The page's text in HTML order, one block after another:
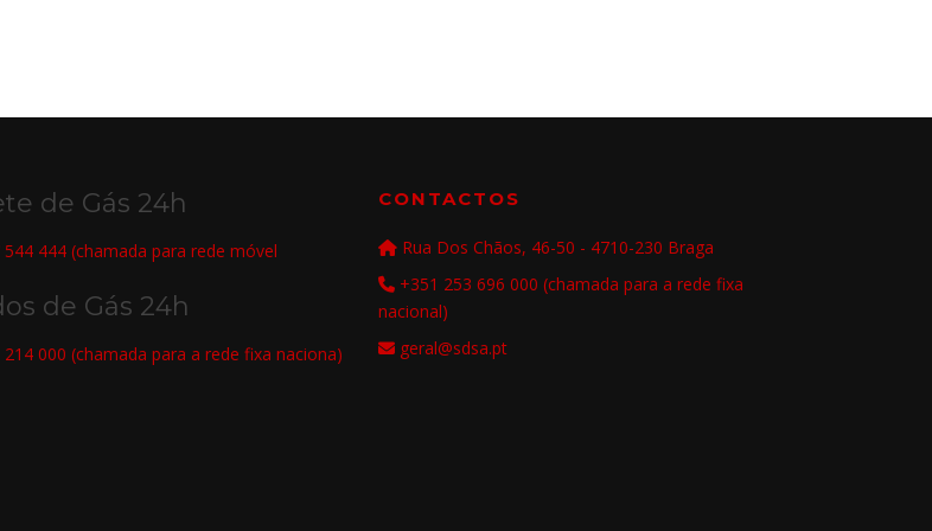
de Gás 24h
544 444 (chamada para rede móvel
de Gás 24h
214 000 (chamada para a rede fixa naciona)
CONTACTOS
Rua Dos Chãos, 46-50 - 4710-230 Braga
+351 253 696 000 (chamada para a rede fixa
nacional)
geral@sdsa.pt